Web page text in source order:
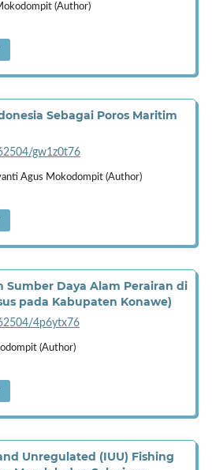
(Author)
Sebagai Poros Maritim
gw1z0t76
Agus Mokodompit (Author)
Sumber Daya Alam Perairan di
pada Kabupaten Konawe)
4p6ytx76
(Author)
Unregulated (IUU) Fishing